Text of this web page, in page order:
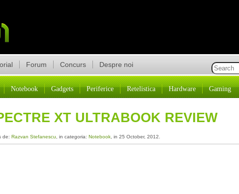
Forum Concurs Despre noi
Notebook Gadgets Periferice Retelistica Hardware Gaming
XT ULTRABOOK REVIEW
de: Razvan Stefanescu , in categoria: Notebook , in 25 October, 2012.